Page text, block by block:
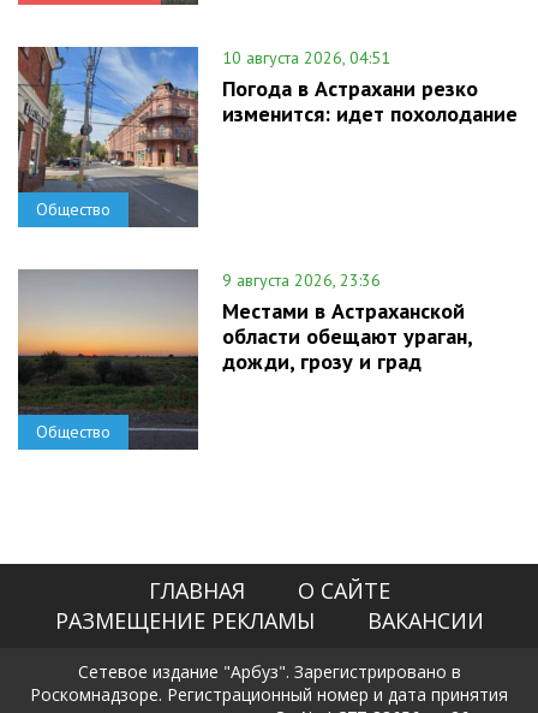
Общество
10 августа 2026, 04:51
Погода в Астрахани резко
изменится: идет похолодание
Общество
9 августа 2026, 23:36
Местами в Астраханской
области обещают ураган,
дожди, грозу и град
ГЛАВНАЯ
О САЙТЕ
РАЗМЕЩЕНИЕ РЕКЛАМЫ
ВАКАНСИИ
Сетевое издание "Арбуз". Зарегистрировано в
Роскомнадзоре. Регистрационный номер и дата принятия